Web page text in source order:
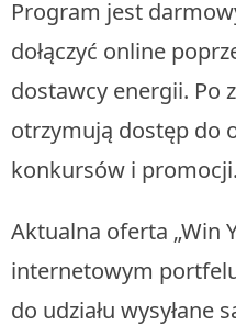
Program jest
dołączyć online
dostawcy energii. Po
otrzymują dostęp do
konkursów i promocji.
Aktualna oferta „Win
internetowym
do udziału wysyłane